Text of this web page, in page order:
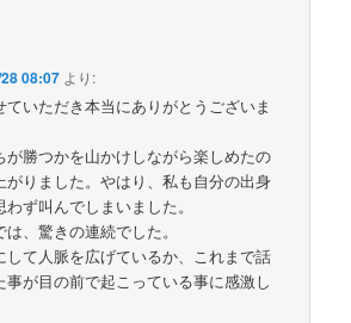
08:07 より:
いただき本当にありがとうございま
が勝つかを山かけしながら楽しめたの
がりました。やはり、私も自分の出身
ず叫んでしまいました。
、驚きの連続でした。
して人脈を広げているか、これまで話
事が目の前で起こっている事に感激し